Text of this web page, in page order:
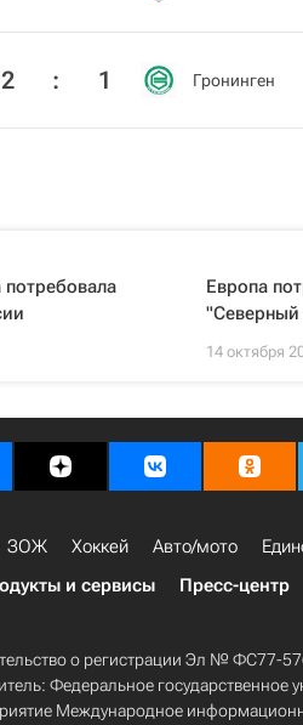
2 : 1 Гронинген
Европа
14 октября
ЗОЖ Хоккей Авто/мото
и сервисы Пресс-центр
о регистрации Эл № ФС77-
Федеральное государственное
Международное